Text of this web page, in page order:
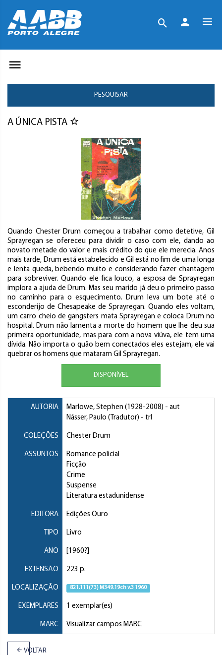
PESQUISAR
A ÚNICA PISTA
Quando Chester Drum começou a trabalhar como detetive, Gil
Sprayregan se ofereceu para dividir o caso com ele, dando ao
novato metade do valor e mais crédito do que ele merecia. Anos
mais tarde, Drum está estabelecido e Gil está no fim de uma longa
e lenta queda, bebendo muito e considerando fazer chantagem
para sobreviver. Quando ele fica louco, a esposa de Sprayregan
implora a ajuda de Drum. Mas seu marido já deu o primeiro passo
no caminho para o esquecimento. Drum leva um bote até o
esconderijo de Chesapeake de Sprayregan. Quando eles voltam,
um carro cheio de gangsters mata Sprayregan e coloca Drum no
hospital. Drum não lamenta a morte do homem que lhe deu sua
primeira oportunidade, mas para com a nova viúva, ele tem uma
dívida. Não importa o quão bem conectados eles estejam, ele vai
quebrar os homens que mataram Gil Sprayregan.
DISPONÍVEL
AUTORIA Marlowe, Stephen (1928-2008) - aut
Násser, Paulo (Tradutor) - trl
COLEÇÕES Chester Drum
ASSUNTOS
Romance policial
Ficção
Crime
Suspense
Literatura estadunidense
EDITORA Edições Ouro
TIPO Livro
ANO [1960?]
EXTENSÃO 223 p.
LOCALIZAÇÃO 821.111(73) M349.19ch v.3 1960
EXEMPLARES 1 exemplar(es)
MARC Visualizar campos MARC
VOLTAR